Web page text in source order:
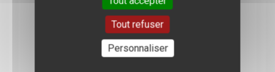
Tout refuser
Personnaliser